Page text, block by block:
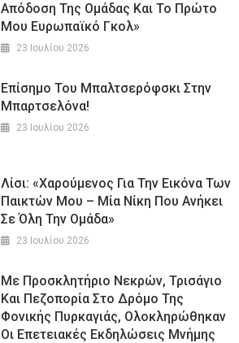
Απόδοση Της Ομάδας Και Το Πρώτο
Μου Ευρωπαϊκό Γκολ»
23 Ιουλίου 2026
Επίσημο Του Μπαλτσερόφσκι Στην
Μπαρτσελόνα!
23 Ιουλίου 2026
Λίσι: «Χαρούμενος Για Την Εικόνα Των
Παικτών Μου – Μία Νίκη Που Ανήκει
Σε Όλη Την Ομάδα»
23 Ιουλίου 2026
Με Προσκλητήριο Νεκρών, Τρισάγιο
Και Πεζοπορία Στο Δρόμο Της
Φονικής Πυρκαγιάς, Ολοκληρώθηκαν
Οι Επετειακές Εκδηλώσεις Μνήμης